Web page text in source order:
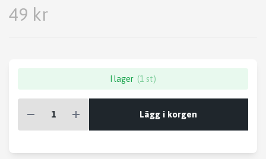
49 kr
I lager (1 st)
Lägg i korgen